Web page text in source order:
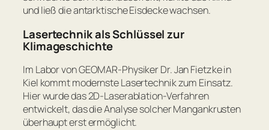
und ließ die antarktische Eisdecke wachsen.
Lasertechnik als Schlüssel zur
Klimageschichte
Im Labor von GEOMAR-Physiker Dr. Jan Fietzke in
Kiel kommt modernste Lasertechnik zum Einsatz.
Hier wurde das 2D-Laserablation-Verfahren
entwickelt, das die Analyse solcher Mangankrusten
überhaupt erst ermöglicht.